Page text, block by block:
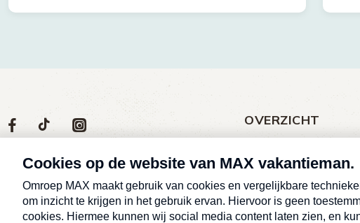
Volg
ons
social
media
Social
media
Volg
op
Facebook
Volg
op
TikTok
Volg
op
Instagram
Max
OVERZICHT
Nieuws
Over MAX vakantieman
Afleveringen